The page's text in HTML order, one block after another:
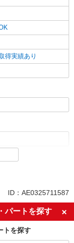
得実績あり
卒歓迎
～）活躍中
ID：AE0325711587
パートを探す
トを探す